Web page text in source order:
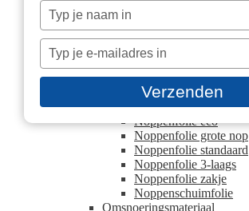
Hoek- en randbescherming
Beschermhoek
U schuimprofielen
Blokpallet platen
Europallet platen
Noppenfolie
Noppenfolie eco
Noppenfolie grote nop
Noppenfolie standaard
Noppenfolie 3-laags
Noppenfolie zakje
Noppenschuimfolie
Omsnoeringsmateriaal
Typ
je
naam
Typ
je
e-
Verzenden